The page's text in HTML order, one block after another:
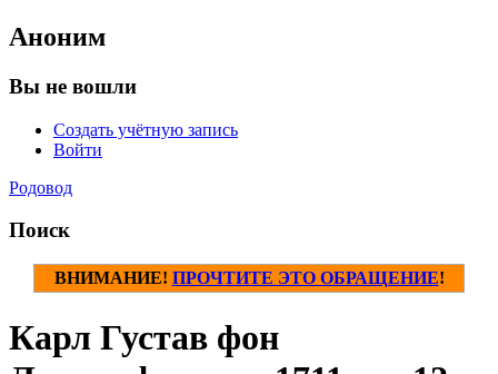
Аноним
Вы не вошли
Создать учётную запись
Войти
Родовод
Поиск
ВНИМАНИЕ! ПРОЧТИТЕ ЭТО ОБРАЩЕНИЕ!
Карл Густав фон